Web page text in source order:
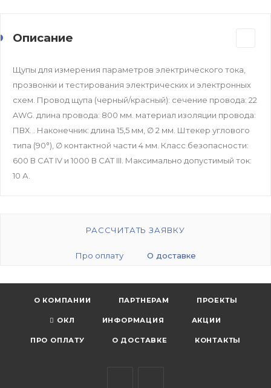
Описание
Щупы для измерения параметров электрического тока,
прозвонки и тестирования электрических и электронных
схем. Провод щупа (черный/красный): сечение провода: 22
AWG. длина провода: 800 мм. материал изоляции провода:
ПВХ. . Наконечник: длина 15,5 мм, ∅ 2 мм. Штекер углового
типа (90°), ∅ контактной части 4 мм. Класс безопасности:
600 В CAT IV и 1000 В CAT III. Максимально допустимый ток:
10 А.
РАССЧИТАТЬ ЗАЯВКУ
Про оплату О доставке
О КОМПАНИИ ПАРТНЕРАМ ПРОЕКТЫ
ОКЛ ИНФОРМАЦИЯ АКЦИИ
ПРО ОПЛАТУ О ДОСТАВКЕ КОНТАКТЫ